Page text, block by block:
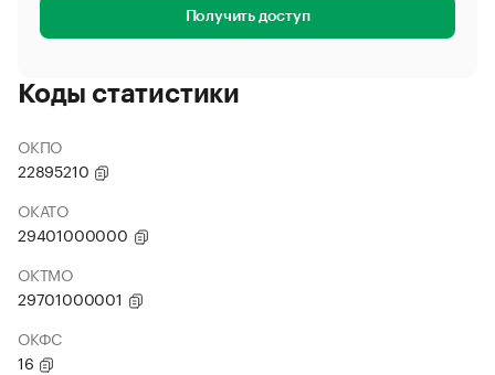
Получить доступ
Коды статистики
ОКПО
22895210
ОКАТО
29401000000
ОКТМО
29701000001
ОКФС
16